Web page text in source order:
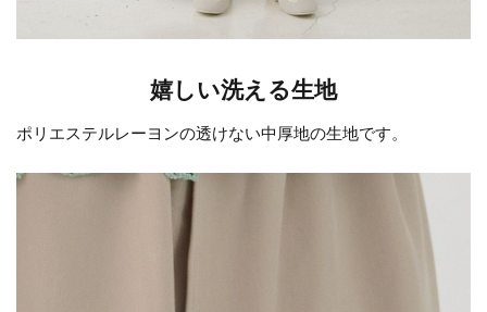
嬉しい洗える生地
ポリエステルレーヨンの透けない中厚地の生地です。